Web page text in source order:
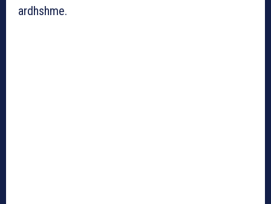
ardhshme.